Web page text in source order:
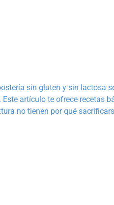
sin gluten y sin lactosa
artículo te ofrece recetas
no tienen por qué